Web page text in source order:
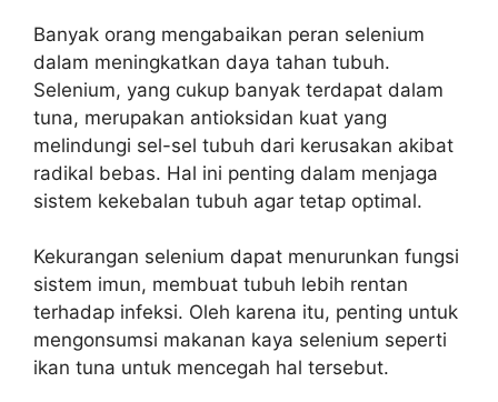
Banyak orang mengabaikan peran selenium
dalam meningkatkan daya tahan tubuh.
Selenium, yang cukup banyak terdapat dalam
tuna, merupakan antioksidan kuat yang
melindungi sel-sel tubuh dari kerusakan akibat
radikal bebas. Hal ini penting dalam menjaga
sistem kekebalan tubuh agar tetap optimal.
Kekurangan selenium dapat menurunkan fungsi
sistem imun, membuat tubuh lebih rentan
terhadap infeksi. Oleh karena itu, penting untuk
mengonsumsi makanan kaya selenium seperti
ikan tuna untuk mencegah hal tersebut.